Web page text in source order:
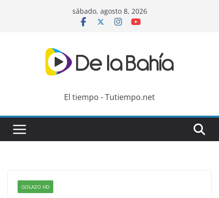
sábado, agosto 8, 2026
El tiempo - Tutiempo.net
GOLAZO HD